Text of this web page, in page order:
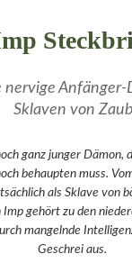
nervige
Sklaven von
ganz junger Dämon,
behaupten muss.
als Sklave von
Imp gehört zu den
mangelnde
Geschrei aus.